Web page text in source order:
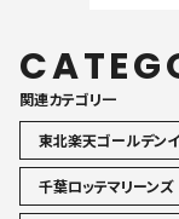
関連カテゴリ一
東北楽天ゴールデン
千葉ロッテマリーンズ